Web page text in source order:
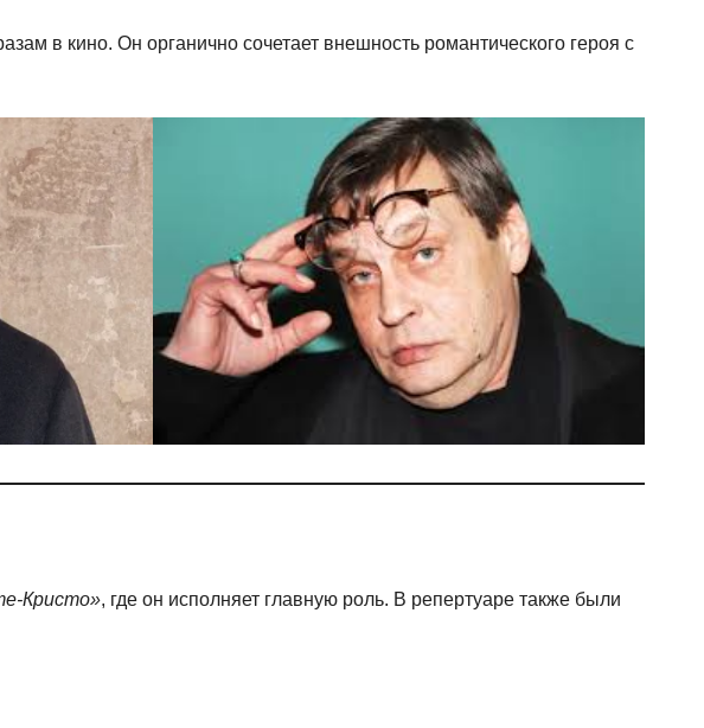
в кино. Он органично сочетает внешность романтического героя с
Кристо», где он исполняет главную роль. В репертуаре также были